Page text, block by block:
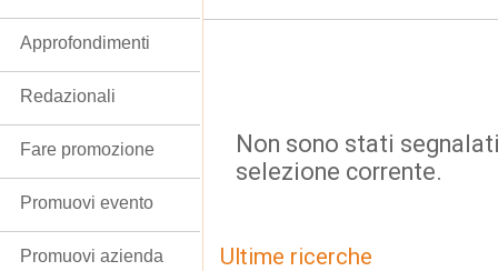
Non sono stati
selezione corrente.
Ultime ricerche
Approfondimenti
Redazionali
Fare promozione
Promuovi evento
Promuovi azienda